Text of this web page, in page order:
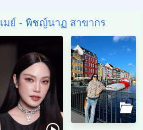
เมย์ - พิชญ์นาฏ สาขากร